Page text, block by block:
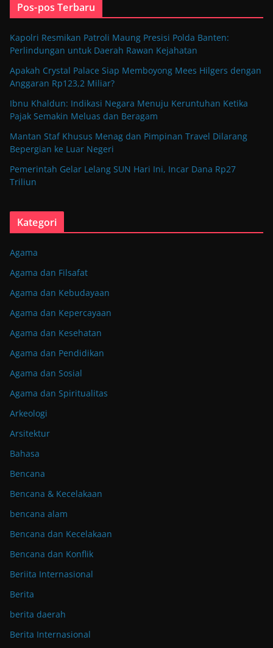
Pos-pos Terbaru
Kapolri Resmikan Patroli Maung Presisi Polda Banten:
Perlindungan untuk Daerah Rawan Kejahatan
Apakah Crystal Palace Siap Memboyong Mees Hilgers dengan
Anggaran Rp123,2 Miliar?
Ibnu Khaldun: Indikasi Negara Menuju Keruntuhan Ketika
Pajak Semakin Meluas dan Beragam
Mantan Staf Khusus Menag dan Pimpinan Travel Dilarang
Bepergian ke Luar Negeri
Pemerintah Gelar Lelang SUN Hari Ini, Incar Dana Rp27
Triliun
Kategori
Agama
Agama dan Filsafat
Agama dan Kebudayaan
Agama dan Kepercayaan
Agama dan Kesehatan
Agama dan Pendidikan
Agama dan Sosial
Agama dan Spiritualitas
Arkeologi
Arsitektur
Bahasa
Bencana
Bencana & Kecelakaan
bencana alam
Bencana dan Kecelakaan
Bencana dan Konflik
Beriita Internasional
Berita
berita daerah
Berita Internasional